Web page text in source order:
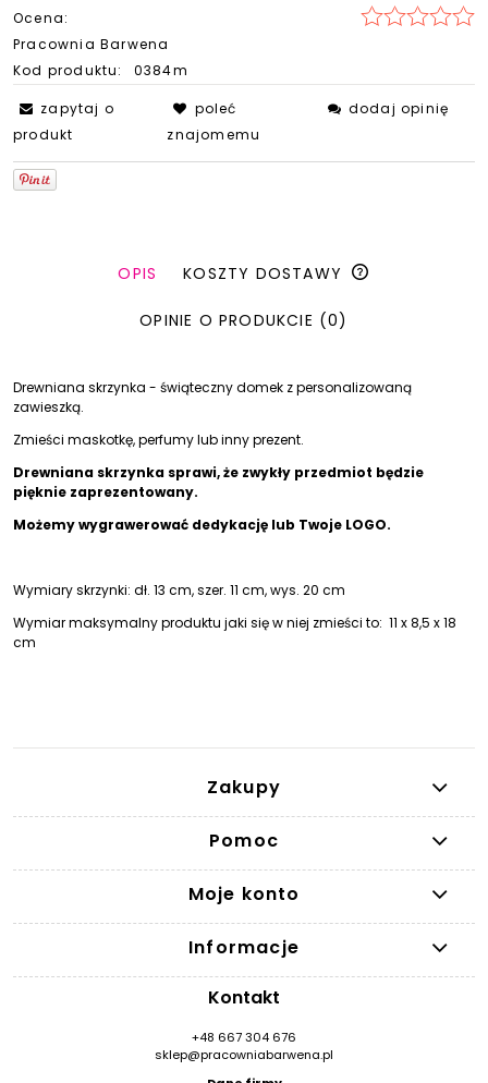
Ocena:
Pracownia Barwena
Kod produktu:
0384m
zapytaj o
produkt
poleć
znajomemu
dodaj opinię
OPIS KOSZTY DOSTAWY
OPINIE O PRODUKCIE (0)
Drewniana skrzynka - świąteczny domek z personalizowaną
zawieszką.
Zmieści maskotkę, perfumy lub inny prezent.
Drewniana skrzynka sprawi, że zwykły przedmiot będzie
pięknie zaprezentowany.
Możemy wygrawerować dedykację lub Twoje LOGO.
Wymiary skrzynki: dł. 13 cm, szer. 11 cm, wys. 20 cm
Wymiar maksymalny produktu jaki się w niej zmieści to: 11 x 8,5 x 18
cm
Zakupy
Pomoc
Moje konto
Informacje
Kontakt
+48 667 304 676
sklep@pracowniabarwena.pl